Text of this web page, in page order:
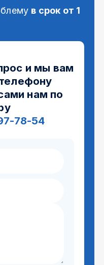
в срок от 1
и мы вам
нам по
78-54